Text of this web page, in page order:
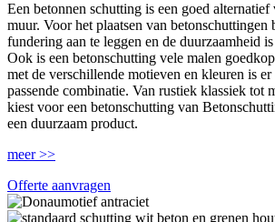
Een betonnen schutting is een goed alternatief
muur. Voor het plaatsen van betonschuttingen
fundering aan te leggen en de duurzaamheid
Ook is een betonschutting vele malen
met de verschillende motieven en kleuren is
passende combinatie. Van rustiek klassiek tot
kiest voor een betonschutting van
een duurzaam product.
meer >>
Offerte aanvragen